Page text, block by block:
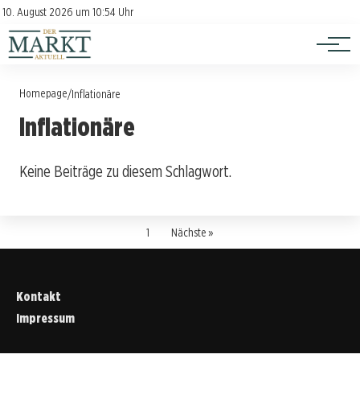
10. August 2026 um 10:54 Uhr
Kontakt
Impressum
Investition
Verbraucherschutz
Homepage/Inflationäre
Inflationäre
Keine Beiträge zu diesem Schlagwort.
1 Nächste »
Kontakt
Impressum